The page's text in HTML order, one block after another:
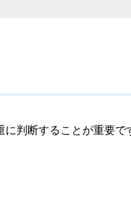
判断することが重要で